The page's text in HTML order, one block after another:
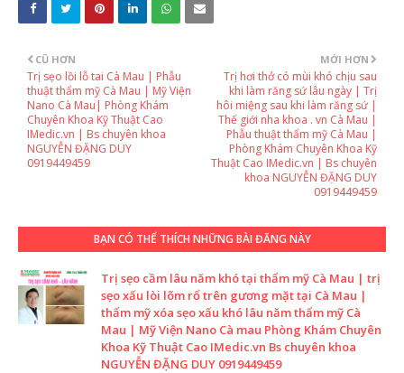
MỚI HƠN
Trị hơi thở có mùi khó chịu sau
khi làm răng sứ lâu ngày | Trị
hôi miệng sau khi làm răng sứ |
Thế giới nha khoa . vn Cà Mau |
Phẫu thuật thẩm mỹ Cà Mau |
Phòng Khám Chuyên Khoa Kỹ
Thuật Cao IMedic.vn | Bs chuyên
khoa NGUYỄN ĐẶNG DUY
0919449459
CŨ HƠN
Trị sẹo lồi lỗ tai Cà Mau | Phẫu
thuật thẩm mỹ Cà Mau | Mỹ Viện
Nano Cà Mau| Phòng Khám
Chuyên Khoa Kỹ Thuật Cao
IMedic.vn | Bs chuyên khoa
NGUYỄN ĐẶNG DUY
0919449459
BẠN CÓ THỂ THÍCH NHỮNG BÀI ĐĂNG NÀY
Trị sẹo cầm lâu năm khó tại thẩm mỹ Cà Mau | trị
sẹo xấu lòi lõm rổ trên gương mặt tại Cà Mau |
thẩm mỹ xóa sẹo xấu khó lâu năm thẩm mỹ Cà
Mau | Mỹ Viện Nano Cà mau Phòng Khám Chuyên
Khoa Kỹ Thuật Cao IMedic.vn Bs chuyên khoa
NGUYỄN ĐẶNG DUY 0919449459